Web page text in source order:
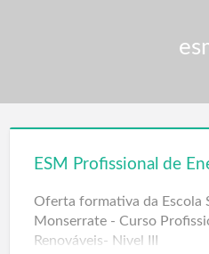
ESM Profissional de
Oferta formativa da Escola
Monserrate - Curso
Renováveis- Nivel III